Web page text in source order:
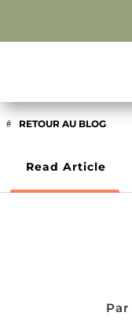
RETOUR AU BLOG
Read Article
Par